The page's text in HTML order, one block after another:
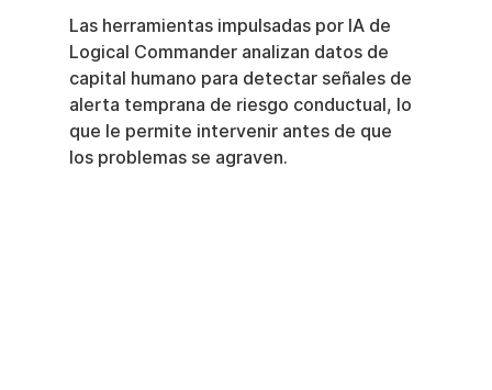
Las herramientas impulsadas por IA de
Logical Commander analizan datos de
capital humano para detectar señales de
alerta temprana de riesgo conductual, lo
que le permite intervenir antes de que
los problemas se agraven.